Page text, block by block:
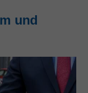
und